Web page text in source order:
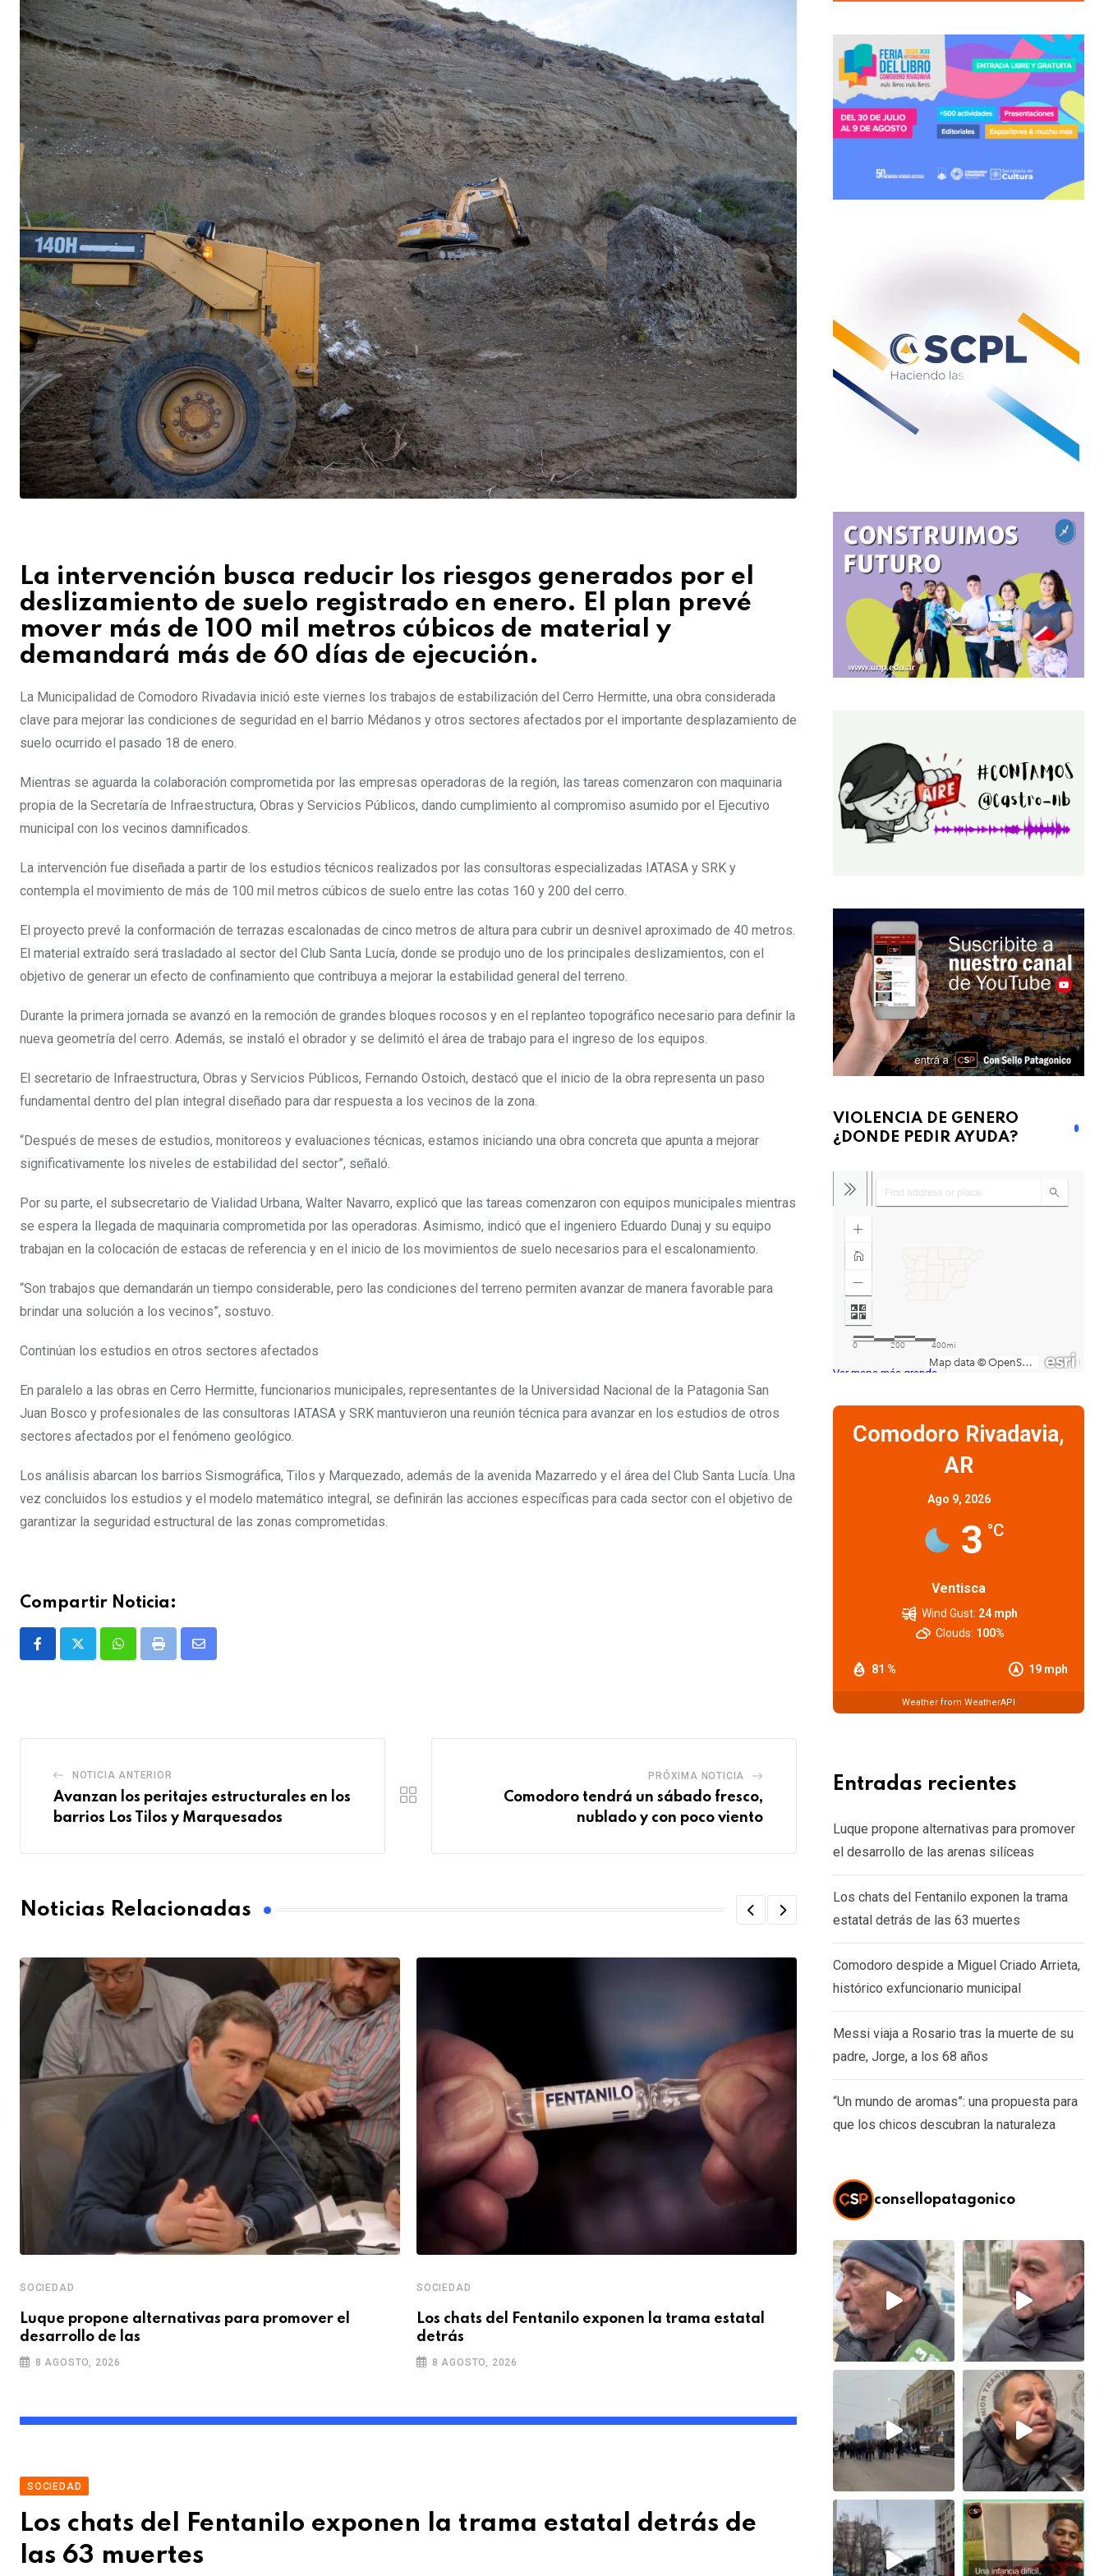
La intervención busca reducir los riesgos generados por el
deslizamiento de suelo registrado en enero. El plan prevé
mover más de 100 mil metros cúbicos de material y
demandará más de 60 días de ejecución.
La Municipalidad de Comodoro Rivadavia inició este viernes los trabajos de estabilización del Cerro Hermitte, una obra considerada
clave para mejorar las condiciones de seguridad en el barrio Médanos y otros sectores afectados por el importante desplazamiento de
suelo ocurrido el pasado 18 de enero.
Mientras se aguarda la colaboración comprometida por las empresas operadoras de la región, las tareas comenzaron con maquinaria
propia de la Secretaría de Infraestructura, Obras y Servicios Públicos, dando cumplimiento al compromiso asumido por el Ejecutivo
municipal con los vecinos damnificados.
La intervención fue diseñada a partir de los estudios técnicos realizados por las consultoras especializadas IATASA y SRK y
contempla el movimiento de más de 100 mil metros cúbicos de suelo entre las cotas 160 y 200 del cerro.
El proyecto prevé la conformación de terrazas escalonadas de cinco metros de altura para cubrir un desnivel aproximado de 40 metros.
El material extraído será trasladado al sector del Club Santa Lucía, donde se produjo uno de los principales deslizamientos, con el
objetivo de generar un efecto de confinamiento que contribuya a mejorar la estabilidad general del terreno.
Durante la primera jornada se avanzó en la remoción de grandes bloques rocosos y en el replanteo topográfico necesario para definir la
nueva geometría del cerro. Además, se instaló el obrador y se delimitó el área de trabajo para el ingreso de los equipos.
El secretario de Infraestructura, Obras y Servicios Públicos, Fernando Ostoich, destacó que el inicio de la obra representa un paso
fundamental dentro del plan integral diseñado para dar respuesta a los vecinos de la zona.
“Después de meses de estudios, monitoreos y evaluaciones técnicas, estamos iniciando una obra concreta que apunta a mejorar
significativamente los niveles de estabilidad del sector”, señaló.
Por su parte, el subsecretario de Vialidad Urbana, Walter Navarro, explicó que las tareas comenzaron con equipos municipales mientras
se espera la llegada de maquinaria comprometida por las operadoras. Asimismo, indicó que el ingeniero Eduardo Dunaj y su equipo
trabajan en la colocación de estacas de referencia y en el inicio de los movimientos de suelo necesarios para el escalonamiento.
“Son trabajos que demandarán un tiempo considerable, pero las condiciones del terreno permiten avanzar de manera favorable para
brindar una solución a los vecinos”, sostuvo.
Continúan los estudios en otros sectores afectados
En paralelo a las obras en Cerro Hermitte, funcionarios municipales, representantes de la Universidad Nacional de la Patagonia San
Juan Bosco y profesionales de las consultoras IATASA y SRK mantuvieron una reunión técnica para avanzar en los estudios de otros
sectores afectados por el fenómeno geológico.
Los análisis abarcan los barrios Sismográfica, Tilos y Marquezado, además de la avenida Mazarredo y el área del Club Santa Lucía. Una
vez concluidos los estudios y el modelo matemático integral, se definirán las acciones específicas para cada sector con el objetivo de
garantizar la seguridad estructural de las zonas comprometidas.
Compartir Noticia:
WhatsappPrint
Share
NOTICIA ANTERIOR
Avanzan los peritajes estructurales en los
barrios Los Tilos y Marquesados
PRÓXIMA NOTICIA
Comodoro tendrá un sábado fresco,
nublado y con poco viento
Noticias Relacionadas
SOCIEDAD
Luque propone alternativas para promover el
desarrollo de las
8 AGOSTO, 2026
SOCIEDAD
Los chats del Fentanilo exponen la trama estatal
detrás
8 AGOSTO, 2026
COMODORO,SOCIEDAD
Comodoro despide a Miguel Criado
exfuncionario municipal
8 AGOSTO, 2026
SOCIEDAD
Los chats del Fentanilo exponen la trama estatal detrás de
las 63 muertes
VIOLENCIA DE GENERO
¿DONDE PEDIR AYUDA?
Ver mapa más grande
Comodoro Rivadavia,
AR
Ago 9, 2026
3 °C
Ventisca
81 % 19 mph
Wind Gust: 24 mph
Clouds: 100%
Weather from WeatherAPI
Entradas recientes
Luque propone alternativas para promover
el desarrollo de las arenas silíceas
Los chats del Fentanilo exponen la trama
estatal detrás de las 63 muertes
Comodoro despide a Miguel Criado Arrieta,
histórico exfuncionario municipal
Messi viaja a Rosario tras la muerte de su
padre, Jorge, a los 68 años
“Un mundo de aromas”: una propuesta para
que los chicos descubran la naturaleza
consellopatagonico